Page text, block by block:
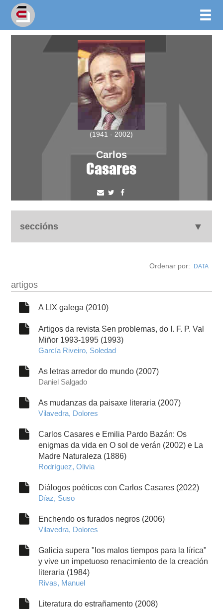
(1941 - 2002)
Carlos
Casares
seccións
obra
fototeca
outros docs
Ordenar por: DATA
artigos
A LIX galega (2010)
Artigos da revista Sen problemas, do I. F. P. Val
Miñor 1993-1995 (1993)
García Riveiro, Soledad
As letras arredor do mundo (2007)
Daniel Salgado
As mudanzas da paisaxe literaria (2007)
Vilavedra, Dolores
Carlos Casares e Emilia Pardo Bazán: Os
enigmas da vida en O sol de verán (2002) e La
Madre Naturaleza (1886)
Rodríguez, Olivia
Diálogos poéticos con Carlos Casares (2022)
Díaz, Suso
Enchendo os furados negros (2006)
Vilavedra, Dolores
Galicia supera "los malos tiempos para la lírica"
y vive un impetuoso renacimiento de la creación
literaria (1984)
Rivas, Manuel
Literatura do estrañamento (2008)